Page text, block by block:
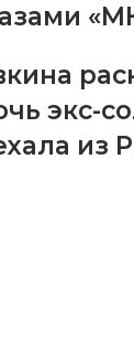
экс-
из